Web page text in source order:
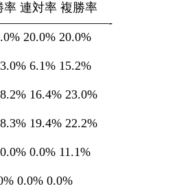
連対率 複勝率
20.0% 20.0%
6.1% 15.2%
16.4% 23.0%
19.4% 22.2%
0.0% 11.1%
0.0% 0.0%